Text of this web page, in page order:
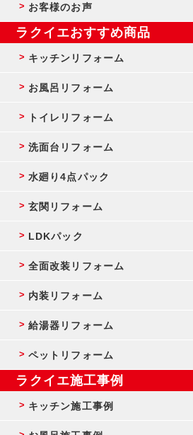
お客様のお声
ラクイエおすすめ商品
キッチンリフォーム
お風呂リフォーム
トイレリフォーム
洗面台リフォーム
水廻り4点パック
玄関リフォーム
LDKパック
全面改装リフォーム
内装リフォーム
給湯器リフォーム
ペットリフォーム
ラクイエ施工事例
キッチン施工事例